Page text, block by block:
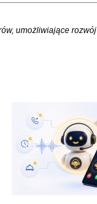
umożliwiające